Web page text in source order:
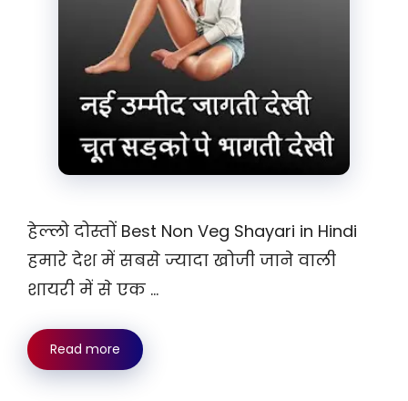
हेल्लो दोस्तों Best Non Veg Shayari in Hindi
हमारे देश में सबसे ज्यादा खोजी जाने वाली
शायरी में से एक …
Read more